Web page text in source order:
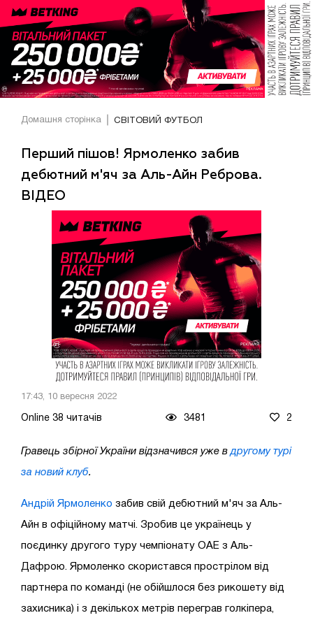
Домашня сторінка СВІТОВИЙ ФУТБОЛ
Перший пішов! Ярмоленко забив
дебютний м'яч за Аль-Айн Реброва.
ВІДЕО
17:43, 10 вересня 2022
Online 38 читачів 3481 2
Гравець збірної України відзначився уже в другому турі
за новий клуб.
Андрій Ярмоленко забив свій дебютний м'яч за Аль-
Айн в офіційному матчі. Зробив це українець у
поєдинку другого туру чемпіонату ОАЕ з Аль-
Дафрою. Ярмоленко скористався прострілом від
партнера по команді (не обійшлося без рикошету від
захисника) і з декількох метрів переграв голкіпера,